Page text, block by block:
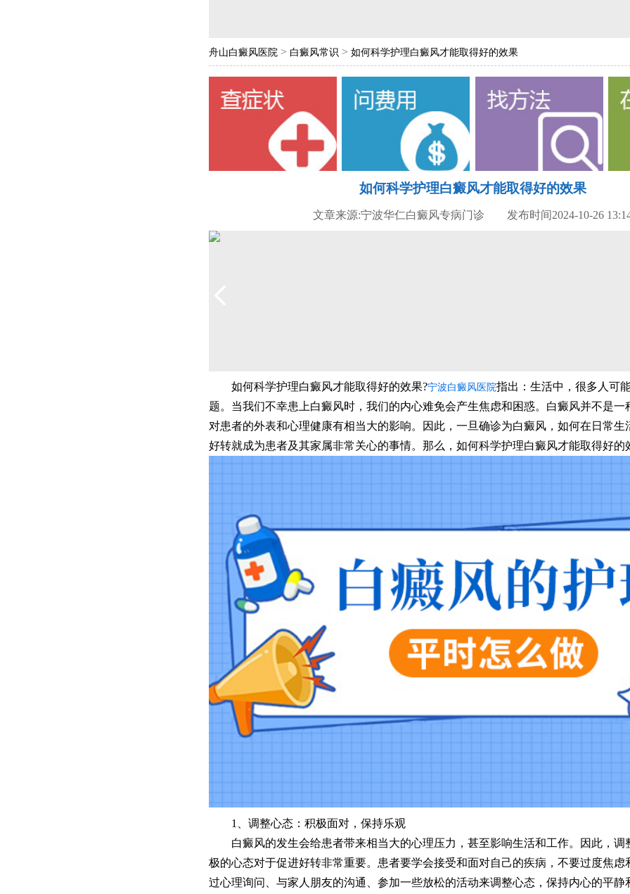
舟山白癜风医院 > 白癜风常识 > 如何科学护理白癜风才能取得好的效果
如何科学护理白癜风才能取得好的效果
文章来源:宁波华仁白癜风专病门诊 发布时间2024-10-26
如何科学护理白癜风才能取得好的效果?宁波白癜风医院指出：生活中，很多人可
题。当我们不幸患上白癜风时，我们的内心难免会产生焦虑和困惑。白癜风并不是一
对患者的外表和心理健康有相当大的影响。因此，一旦确诊为白癜风，如何在日常生
好转就成为患者及其家属非常关心的事情。那么，如何科学护理白癜风才能取得好的
1、调整心态：积极面对，保持乐观
白癜风的发生会给患者带来相当大的心理压力，甚至影响生活和工作。因此，调
极的心态对于促进好转非常重要。患者要学会接受和面对自己的疾病，不要过度焦虑
过心理询问、与家人朋友的沟通、参加一些放松的活动来调整心态，保持内心的平静